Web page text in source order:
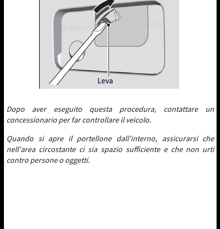
Dopo aver eseguito questa procedura, contattare un
concessionario per far controllare il veicolo.
Quando si apre il portellone dall'interno, assicurarsi che
nell'area circostante ci sia spazio sufficiente e che non urti
contro persone o oggetti.